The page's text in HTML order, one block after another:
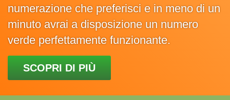
numerazione che preferisci e in meno di un
minuto avrai a disposizione un numero
verde perfettamente funzionante.
SCOPRI DI PIÙ